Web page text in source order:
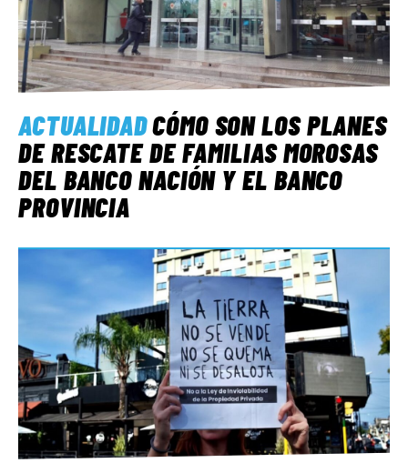
ACTUALIDADCÓMO SON LOS PLANES
DE RESCATE DE FAMILIAS MOROSAS
DEL BANCO NACIÓN Y EL BANCO
PROVINCIA